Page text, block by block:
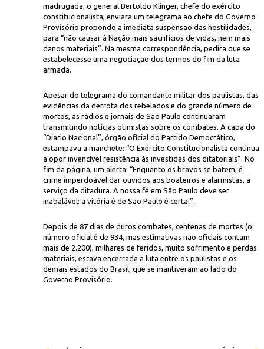
madrugada, o general Bertoldo Klinger, chefe do exército
constitucionalista, enviara um telegrama ao chefe do Governo
Provisório propondo a imediata suspensão das hostilidades,
para “não causar à Nação mais sacrifícios de vidas, nem mais
danos materiais”. Na mesma correspondência, pedira que se
estabelecesse uma negociação dos termos do fim da luta
armada.
Apesar do telegrama do comandante militar dos paulistas, das
evidências da derrota dos rebelados e do grande número de
mortos, as rádios e jornais de São Paulo continuaram
transmitindo notícias otimistas sobre os combates. A capa do
“Diario Nacional”, órgão oficial do Partido Democrático,
estampava a manchete: “O Exército Constitucionalista continua
a opor invencível resistência às investidas dos ditatoriais”. No
fim da página, um alerta: “Enquanto os bravos se batem, é
crime imperdoável dar ouvidos aos boateiros e alarmistas, a
serviço da ditadura. A nossa fé em São Paulo deve ser
inabalável: a vitória é de São Paulo é certa!”.
Depois de 87 dias de duros combates, centenas de mortes (o
número oficial é de 934, mas estimativas não oficiais contam
mais de 2.200), milhares de feridos, muito sofrimento e perdas
materiais, estava encerrada a luta entre os paulistas e os
demais estados do Brasil, que se mantiveram ao lado do
Governo Provisório.